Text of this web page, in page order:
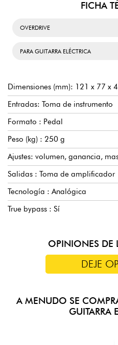
FICHA
OVERDRIVE
PARA GUITARRA ELÉCTRICA
Dimensiones (mm): 121 x 77 x
Entradas: Toma de instrumento
Formato : Pedal
Peso (kg) : 250 g
Ajustes: volumen, ganancia,
Salidas : Toma de amplificador
Tecnología : Analógica
True bypass : Sí
OPINIONES DE
DEJE
A MENUDO SE
GUITARRA